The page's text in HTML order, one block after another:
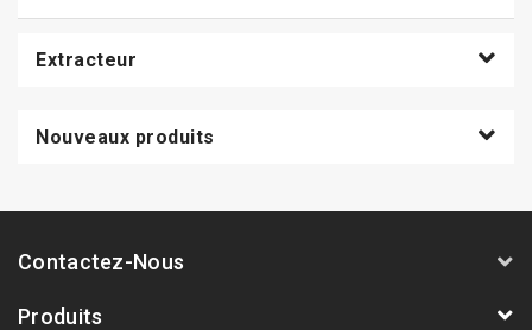
Extracteur
Nouveaux produits
Contactez-Nous
Produits